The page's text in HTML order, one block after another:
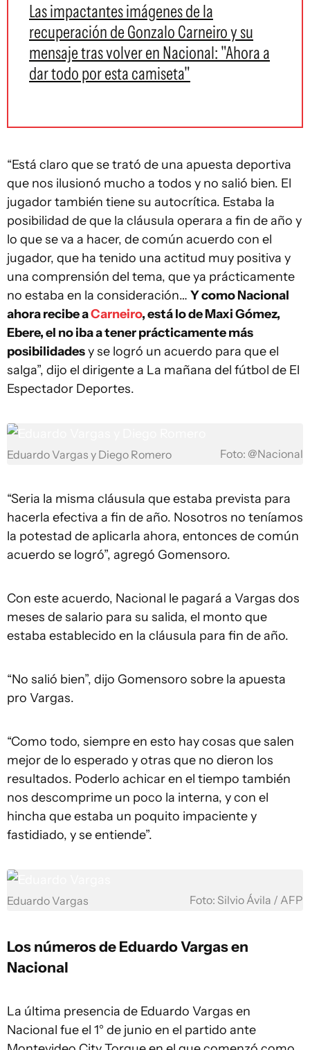
Las impactantes imágenes de la
recuperación de Gonzalo Carneiro y su
mensaje tras volver en Nacional: "Ahora a
dar todo por esta camiseta"
“Está claro que se trató de una apuesta deportiva
que nos ilusionó mucho a todos y no salió bien. El
jugador también tiene su autocrítica. Estaba la
posibilidad de que la cláusula operara a fin de año y
lo que se va a hacer, de común acuerdo con el
jugador, que ha tenido una actitud muy positiva y
una comprensión del tema, que ya prácticamente
no estaba en la consideración… Y como Nacional
ahora recibe aCarneiro, está lo de Maxi Gómez,
Ebere, el no iba a tener prácticamente más
posibilidadesy se logró un acuerdo para que el
salga”, dijo el dirigente a La mañana del fútbol de El
Espectador Deportes.
Eduardo Vargas y Diego Romero Foto: @Nacional
“Seria la misma cláusula que estaba prevista para
hacerla efectiva a fin de año. Nosotros no teníamos
la potestad de aplicarla ahora, entonces de común
acuerdo se logró”, agregó Gomensoro.
Con este acuerdo, Nacional le pagará a Vargas dos
meses de salario para su salida, el monto que
estaba establecido en la cláusula para fin de año.
“No salió bien”, dijo Gomensoro sobre la apuesta
pro Vargas.
“Como todo, siempre en esto hay cosas que salen
mejor de lo esperado y otras que no dieron los
resultados. Poderlo achicar en el tiempo también
nos descomprime un poco la interna, y con el
hincha que estaba un poquito impaciente y
fastidiado, y se entiende”.
Eduardo Vargas Foto: Silvio Ávila / AFP
Los números de Eduardo Vargas en
Nacional
La última presencia de Eduardo Vargas en
Nacional fue el 1° de junio en el partido ante